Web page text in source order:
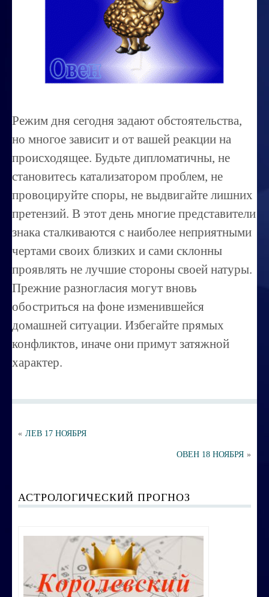
Миссиональность
Королевский гороскоп
Найти идеального партнера
Корректировка характера
Совместимость
Занятия по расшифровке снов
Магия денег
Позитивное мышление
Порча ,сглаз
Усовершенствование личности
Перепрограммирование на счастье
Секреты успешных продаж
Психоэнергетическая гимнастика
Вибрационные коды на здоровье
Экспресс-курс по Су-джок терапии
Воспитание ребенка без угроз и насилия
Строим счастливую семью
СТОИМОСТЬ УСЛУГ
Режим дня сегодня задают обстоятельства,
но многое зависит и от вашей реакции на
происходящее. Будьте дипломатичны, не
становитесь катализатором проблем, не
провоцируйте споры, не выдвигайте лишних
претензий. В этот день многие представители
знака сталкиваются с наиболее неприятными
чертами своих близких и сами склонны
проявлять не лучшие стороны своей натуры.
Прежние разногласия могут вновь
обостриться на фоне изменившейся
домашней ситуации. Избегайте прямых
конфликтов, иначе они примут затяжной
характер.
« ЛЕВ 17 НОЯБРЯ
ОВЕН 18 НОЯБРЯ »
АСТРОЛОГИЧЕСКИЙ ПРОГНОЗ